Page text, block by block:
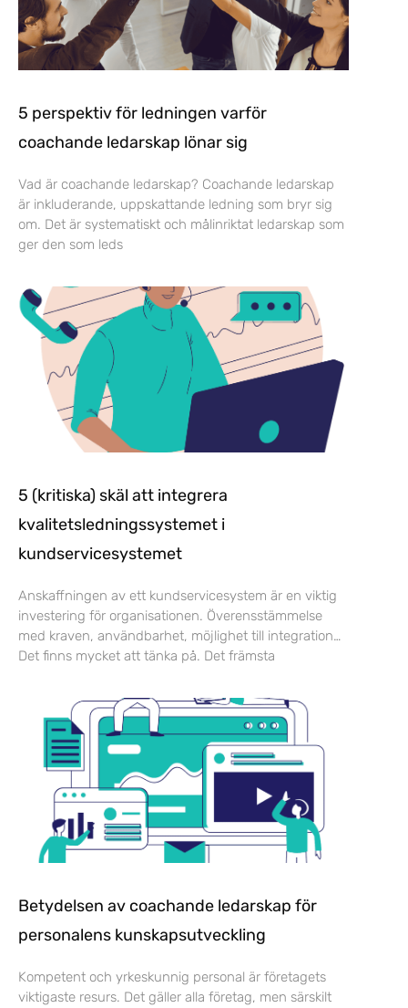
5 perspektiv för ledningen varför
coachande ledarskap lönar sig
Vad är coachande ledarskap? Coachande ledarskap
är inkluderande, uppskattande ledning som bryr sig
om. Det är systematiskt och målinriktat ledarskap som
ger den som leds
5 (kritiska) skäl att integrera
kvalitetsledningssystemet i
kundservicesystemet
Anskaffningen av ett kundservicesystem är en viktig
investering för organisationen. Överensstämmelse
med kraven, användbarhet, möjlighet till integration…
Det finns mycket att tänka på. Det främsta
Betydelsen av coachande ledarskap för
personalens kunskapsutveckling
Kompetent och yrkeskunnig personal är företagets
viktigaste resurs. Det gäller alla företag, men särskilt